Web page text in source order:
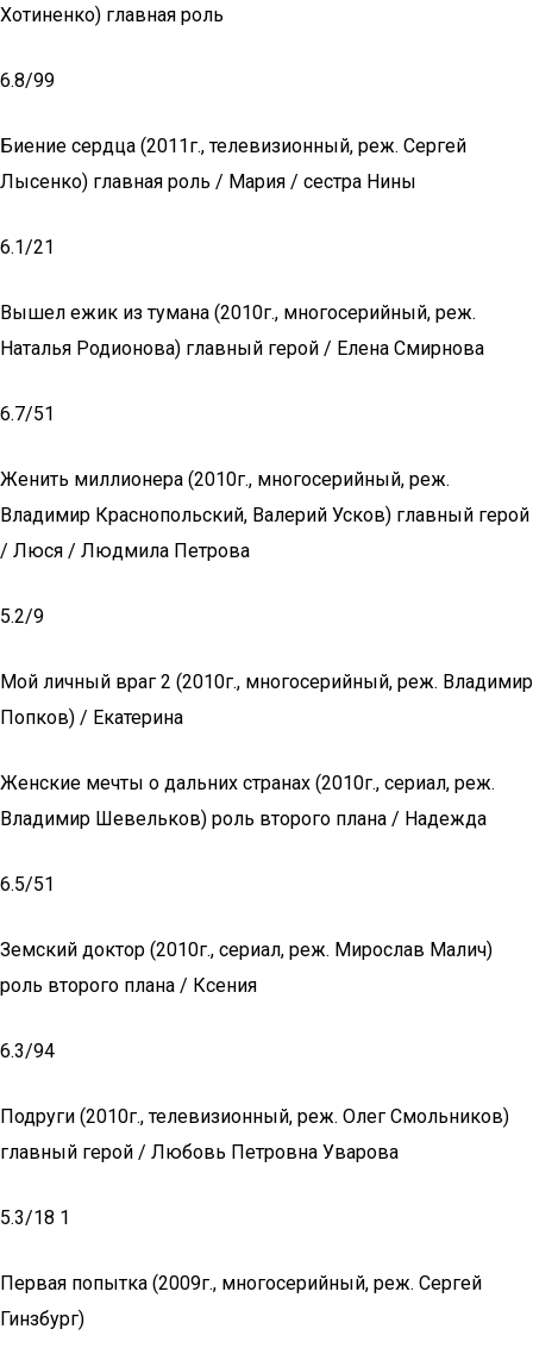
Хотиненко) главная роль
6.8/99
Биение сердца (2011г., телевизионный, реж. Сергей
Лысенко) главная роль / Мария / сестра Нины
6.1/21
Вышел ежик из тумана (2010г., многосерийный, реж.
Наталья Родионова) главный герой / Елена Смирнова
6.7/51
Женить миллионера (2010г., многосерийный, реж.
Владимир Краснопольский, Валерий Усков) главный герой
/ Люся / Людмила Петрова
5.2/9
Мой личный враг 2 (2010г., многосерийный, реж. Владимир
Попков) / Екатерина
Женские мечты о дальних странах (2010г., сериал, реж.
Владимир Шевельков) роль второго плана / Надежда
6.5/51
Земский доктор (2010г., сериал, реж. Мирослав Малич)
роль второго плана / Ксения
6.3/94
Подруги (2010г., телевизионный, реж. Олег Смольников)
главный герой / Любовь Петровна Уварова
5.3/18 1
Первая попытка (2009г., многосерийный, реж. Сергей
Гинзбург)